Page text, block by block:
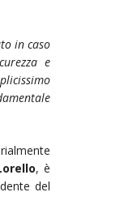
in caso
e
, è
del